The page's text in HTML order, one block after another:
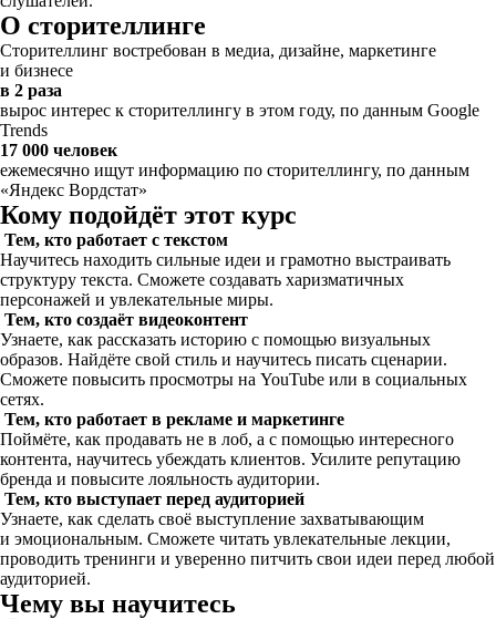
О сторителлинге
Сторителлинг востребован в медиа, дизайне, маркетинге
и бизнесе
в 2 раза
вырос интерес к сторителлингу в этом году, по данным Google
Trends
17 000 человек
ежемесячно ищут информацию по сторителлингу, по данным
«Яндекс Вордстат»
Кому подойдёт этот курс
Тем, кто работает с текстом
Научитесь находить сильные идеи и грамотно выстраивать
структуру текста. Сможете создавать харизматичных
персонажей и увлекательные миры.
Тем, кто создаёт видеоконтент
Узнаете, как рассказать историю с помощью визуальных
образов. Найдёте свой стиль и научитесь писать сценарии.
Сможете повысить просмотры на YouTube или в социальных
сетях.
Тем, кто работает в рекламе и маркетинге
Поймёте, как продавать не в лоб, а с помощью интересного
контента, научитесь убеждать клиентов. Усилите репутацию
бренда и повысите лояльность аудитории.
Тем, кто выступает перед аудиторией
Узнаете, как сделать своё выступление захватывающим
и эмоциональным. Сможете читать увлекательные лекции,
проводить тренинги и уверенно питчить свои идеи перед любой
аудиторией.
Чему вы научитесь